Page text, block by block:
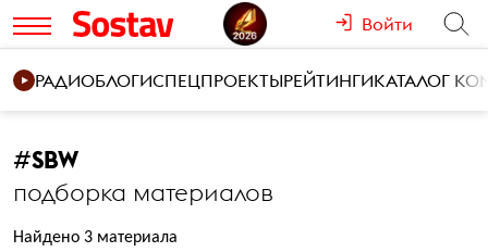
Войти
РАДИОБЛОГИСПЕЦПРОЕКТЫРЕЙТИНГИКАТАЛОГ
#SBW
подборка материалов
Найдено 3 материала